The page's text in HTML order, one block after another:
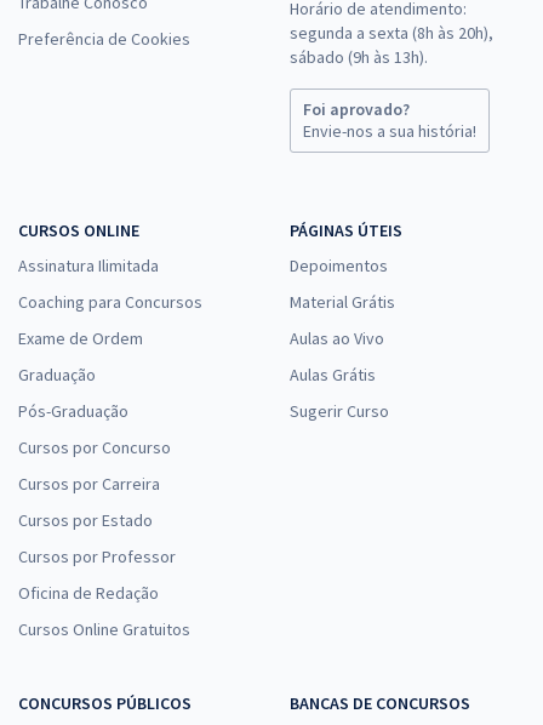
Preferência de Cookies
Horário de atendimento:
segunda a sexta (8h às 20h),
sábado (9h às 13h).
Foi aprovado?
Envie-nos a sua história!
CURSOS ONLINE
Assinatura Ilimitada
Coaching para Concursos
Exame de Ordem
Graduação
Pós-Graduação
Cursos por Concurso
Cursos por Carreira
Cursos por Estado
Cursos por Professor
Oficina de Redação
Cursos Online Gratuitos
PÁGINAS ÚTEIS
Depoimentos
Material Grátis
Aulas ao Vivo
Aulas Grátis
Sugerir Curso
CONCURSOS PÚBLICOS
BANCAS DE CONCURSOS